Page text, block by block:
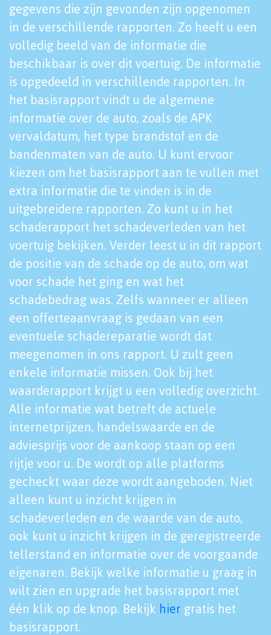
gegevens die zijn gevonden zijn opgenomen
in de verschillende rapporten. Zo heeft u een
volledig beeld van de informatie die
beschikbaar is over dit voertuig. De informatie
is opgedeeld in verschillende rapporten. In
het basisrapport vindt u de algemene
informatie over de auto, zoals de APK
vervaldatum, het type brandstof en de
bandenmaten van de auto. U kunt ervoor
kiezen om het basisrapport aan te vullen met
extra informatie die te vinden is in de
uitgebreidere rapporten. Zo kunt u in het
schaderapport het schadeverleden van het
voertuig bekijken. Verder leest u in dit rapport
de positie van de schade op de auto, om wat
voor schade het ging en wat het
schadebedrag was. Zelfs wanneer er alleen
een offerteaanvraag is gedaan van een
eventuele schadereparatie wordt dat
meegenomen in ons rapport. U zult geen
enkele informatie missen. Ook bij het
waarderapport krijgt u een volledig overzicht.
Alle informatie wat betreft de actuele
internetprijzen, handelswaarde en de
adviesprijs voor de aankoop staan op een
rijtje voor u. De wordt op alle platforms
gecheckt waar deze wordt aangeboden. Niet
alleen kunt u inzicht krijgen in
schadeverleden en de waarde van de auto,
ook kunt u inzicht krijgen in de geregistreerde
tellerstand en informatie over de voorgaande
eigenaren. Bekijk welke informatie u graag in
wilt zien en upgrade het basisrapport met
één klik op de knop. Bekijk hier gratis het
basisrapport.